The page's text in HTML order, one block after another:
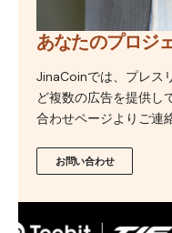
あなたのプロジ
JinaCoinでは、プレス
ど複数の広告を提供し
合わせページよりご連
お問い合わせ